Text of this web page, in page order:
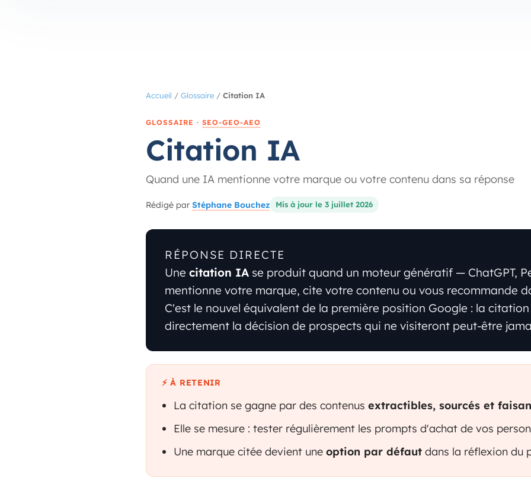
Accueil / Glossaire / Citation IA
GLOSSAIRE · SEO-GEO-AEO
Citation IA
Quand une IA mentionne votre marque ou votre contenu dans sa réponse
Rédigé par Stéphane Bouchez Mis à jour le 3 juillet 2026
RÉPONSE DIRECTE
Une citation IA se produit quand un moteur génératif — ChatGPT,
mentionne votre marque, cite votre contenu ou vous recommande
C'est le nouvel équivalent de la première position Google : la
directement la décision de prospects qui ne visiteront peut-être
⚡ À RETENIR
La citation se gagne par des contenus extractibles, sourcés et
Elle se mesure : tester régulièrement les prompts d'achat de vos
Une marque citée devient une option par défaut dans la réflexion du